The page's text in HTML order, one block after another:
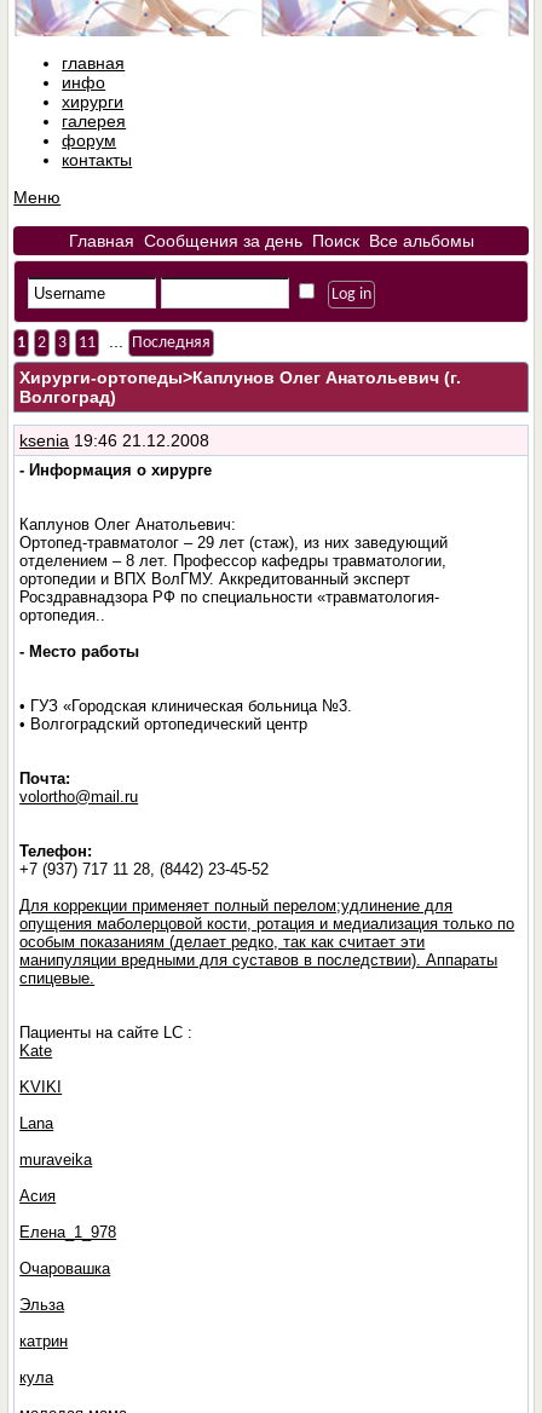
главная
инфо
хирурги
галерея
форум
контакты
Меню
Главная Сообщения за день Поиск Все альбомы
1 2 3 11 Последняя
Хирурги-ортопеды>Каплунов Олег Анатольевич (г.
Волгоград)
ksenia 19:46 21.12.2008
- Информация о хирурге
Каплунов Олег Анатольевич:
Ортопед-травматолог – 29 лет (стаж), из них заведующий
отделением – 8 лет. Профессор кафедры травматологии,
ортопедии и ВПХ ВолГМУ. Аккредитованный эксперт
Росздравнадзора РФ по специальности «травматология-
ортопедия..
- Место работы
• ГУЗ «Городская клиническая больница №3.
• Волгоградский ортопедический центр
Почта:
volortho@mail.ru
Телефон:
+7 (937) 717 11 28, (8442) 23-45-52
Для коррекции применяет полный перелом;удлинение для
опущения маболерцовой кости, ротация и медиализация только по
особым показаниям (делает редко, так как считает эти
манипуляции вредными для суставов в последствии). Аппараты
спицевые.
Пациенты на сайте LC :
Kate
KVIKI
Lana
muraveika
Асия
Елена_1_978
Очаровашка
Эльза
катрин
кула